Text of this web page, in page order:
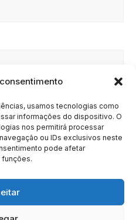
usamos tecnologias como
informações do dispositivo. O
nos permitirá processar
ou IDs exclusivos neste
pode afetar